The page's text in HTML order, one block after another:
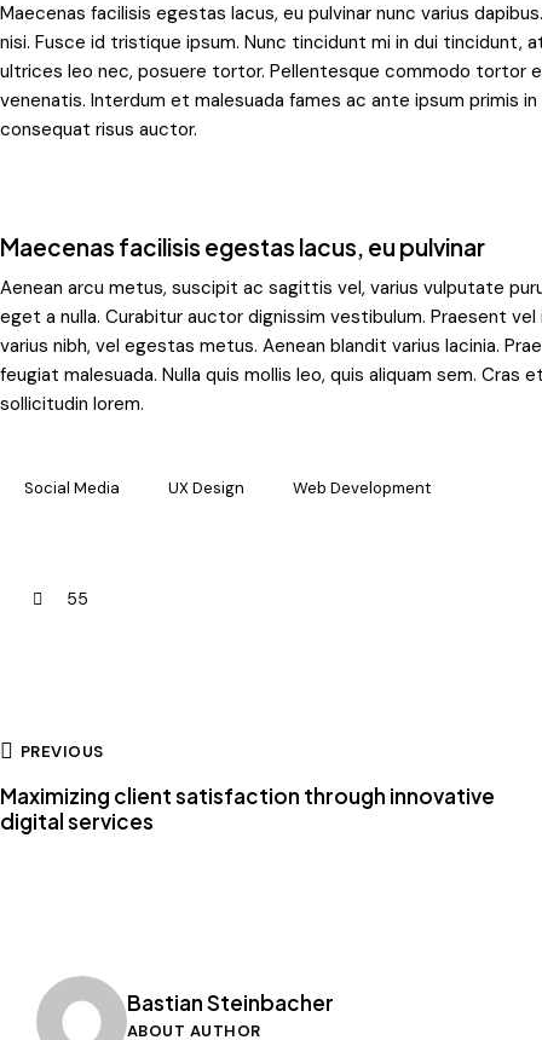
Maecenas facilisis egestas lacus, eu pulvinar nunc varius
nisi. Fusce id tristique ipsum. Nunc tincidunt mi in dui tincidunt,
ultrices leo nec, posuere tortor. Pellentesque commodo tortor
venenatis. Interdum et malesuada fames ac ante ipsum primis
consequat risus auctor.
Maecenas facilisis egestas lacus, eu pulvinar
Aenean arcu metus, suscipit ac sagittis vel, varius vulputate
eget a nulla. Curabitur auctor dignissim vestibulum. Praesent
varius nibh, vel egestas metus. Aenean blandit varius lacinia.
feugiat malesuada. Nulla quis mollis leo, quis aliquam sem.
sollicitudin lorem.
Social Media UX Design Web Development
55
PREVIOUS
Maximizing client satisfaction through innovative
digital services
Bastian Steinbacher
ABOUT AUTHOR